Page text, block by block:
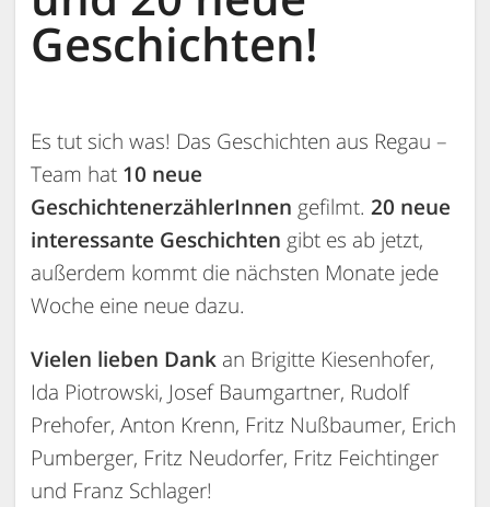
Geschichten!
Es tut sich was! Das Geschichten aus Regau –
Team hat 10 neue
GeschichtenerzählerInnen gefilmt. 20 neue
interessante Geschichten gibt es ab jetzt,
außerdem kommt die nächsten Monate jede
Woche eine neue dazu.
Vielen lieben Dank an Brigitte Kiesenhofer,
Ida Piotrowski, Josef Baumgartner, Rudolf
Prehofer, Anton Krenn, Fritz Nußbaumer, Erich
Pumberger, Fritz Neudorfer, Fritz Feichtinger
und Franz Schlager!